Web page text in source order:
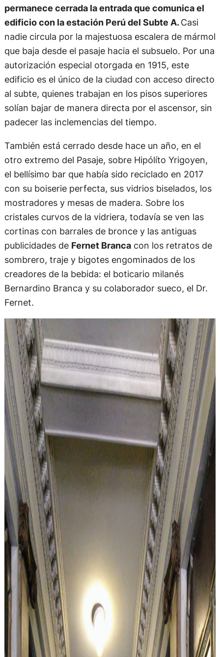
permanece cerrada la entrada que comunica el
edificio con la estación Perú del Subte A.Casi
nadie circula por la majestuosa escalera de mármol
que baja desde el pasaje hacia el subsuelo. Por una
autorización especial otorgada en 1915, este
edificio es el único de la ciudad con acceso directo
al subte, quienes trabajan en los pisos superiores
solían bajar de manera directa por el ascensor, sin
padecer las inclemencias del tiempo.
También está cerrado desde hace un año, en el
otro extremo del Pasaje, sobre Hipólíto Yrigoyen,
el bellísimo bar que había sido reciclado en 2017
con su boiserie perfecta, sus vidrios biselados, los
mostradores y mesas de madera. Sobre los
cristales curvos de la vidriera, todavía se ven las
cortinas con barrales de bronce y las antiguas
publicidades de Fernet Brancacon los retratos de
sombrero, traje y bigotes engominados de los
creadores de la bebida: el boticario milanés
Bernardino Branca y su colaborador sueco, el Dr.
Fernet.